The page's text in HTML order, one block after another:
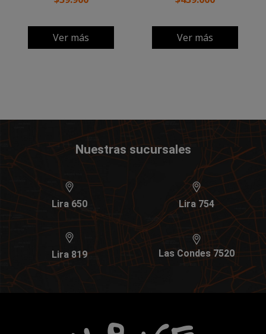
Ver más Ver más
Nuestras sucursales
Lira 650 Lira 754
Lira 819 Las Condes 7520